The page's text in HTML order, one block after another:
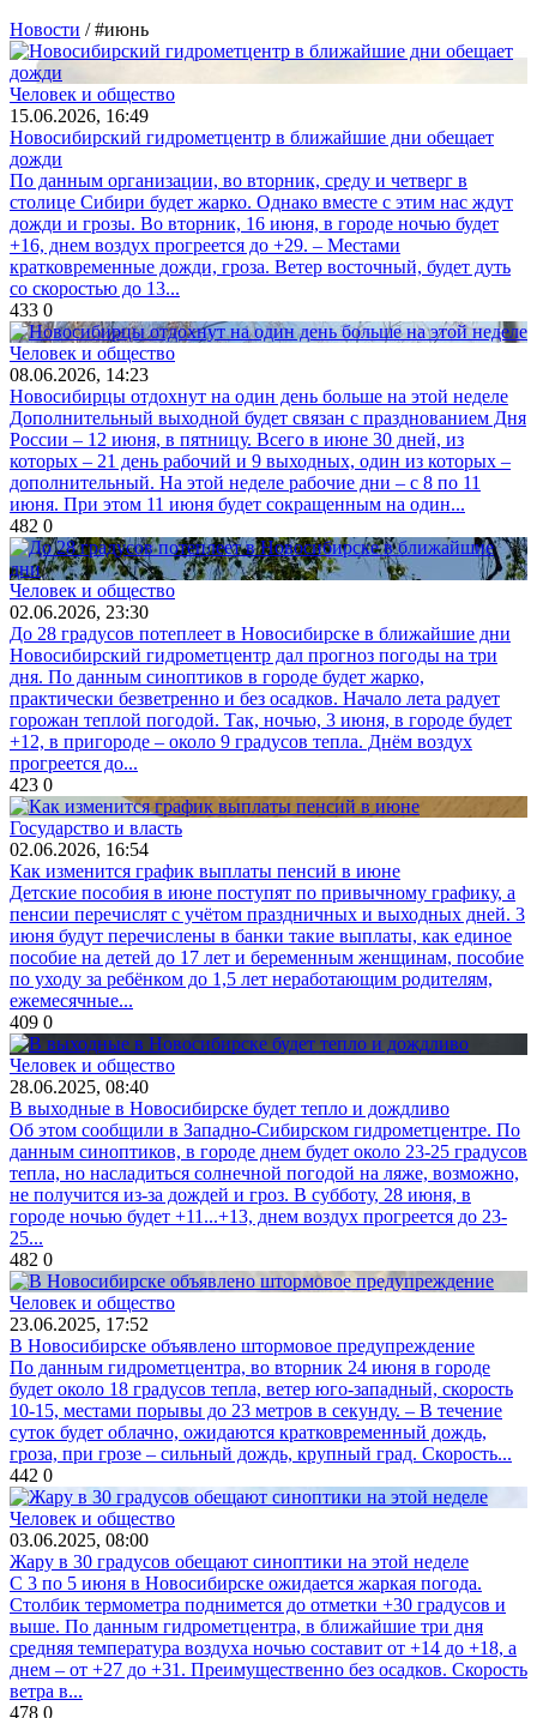
Новости / #июнь
Человек и общество
15.06.2026, 16:49
Новосибирский гидрометцентр в ближайшие дни обещает
дожди
По данным организации, во вторник, среду и четверг в
столице Сибири будет жарко. Однако вместе с этим нас ждут
дожди и грозы. Во вторник, 16 июня, в городе ночью будет
+16, днем воздух прогреется до +29. – Местами
кратковременные дожди, гроза. Ветер восточный, будет дуть
со скоростью до 13...
433 0
Человек и общество
08.06.2026, 14:23
Новосибирцы отдохнут на один день больше на этой неделе
Дополнительный выходной будет связан с празднованием Дня
России – 12 июня, в пятницу. Всего в июне 30 дней, из
которых – 21 день рабочий и 9 выходных, один из которых –
дополнительный. На этой неделе рабочие дни – с 8 по 11
июня. При этом 11 июня будет сокращенным на один...
482 0
Человек и общество
02.06.2026, 23:30
До 28 градусов потеплеет в Новосибирске в ближайшие дни
Новосибирский гидрометцентр дал прогноз погоды на три
дня. По данным синоптиков в городе будет жарко,
практически безветренно и без осадков. Начало лета радует
горожан теплой погодой. Так, ночью, 3 июня, в городе будет
+12, в пригороде – около 9 градусов тепла. Днём воздух
прогреется до...
423 0
Государство и власть
02.06.2026, 16:54
Как изменится график выплаты пенсий в июне
Детские пособия в июне поступят по привычному графику, а
пенсии перечислят с учётом праздничных и выходных дней. 3
июня будут перечислены в банки такие выплаты, как единое
пособие на детей до 17 лет и беременным женщинам, пособие
по уходу за ребёнком до 1,5 лет неработающим родителям,
ежемесячные...
409 0
Человек и общество
28.06.2025, 08:40
В выходные в Новосибирске будет тепло и дождливо
Об этом сообщили в Западно-Сибирском гидрометцентре. По
данным синоптиков, в городе днем будет около 23-25 градусов
тепла, но насладиться солнечной погодой на ляже, возможно,
не получится из-за дождей и гроз. В субботу, 28 июня, в
городе ночью будет +11...+13, днем воздух прогреется до 23-
25...
482 0
Человек и общество
23.06.2025, 17:52
В Новосибирске объявлено штормовое предупреждение
По данным гидрометцентра, во вторник 24 июня в городе
будет около 18 градусов тепла, ветер юго-западный, скорость
10-15, местами порывы до 23 метров в секунду. – В течение
суток будет облачно, ожидаются кратковременный дождь,
гроза, при грозе – сильный дождь, крупный град. Скорость...
442 0
Человек и общество
03.06.2025, 08:00
Жару в 30 градусов обещают синоптики на этой неделе
С 3 по 5 июня в Новосибирске ожидается жаркая погода.
Столбик термометра поднимется до отметки +30 градусов и
выше. По данным гидрометцентра, в ближайшие три дня
средняя температура воздуха ночью составит от +14 до +18, а
днем – от +27 до +31. Преимущественно без осадков. Скорость
ветра в...
478 0